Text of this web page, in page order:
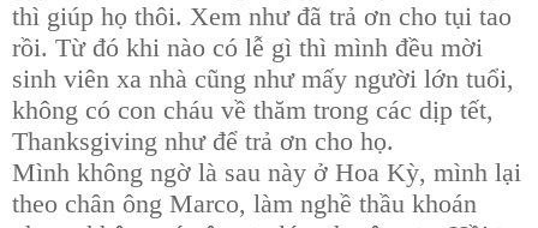
thì giúp họ thôi. Xem như đã trả ơn cho tụi tao
rồi. Từ đó khi nào có lễ gì thì mình đều mời
sinh viên xa nhà cũng như mấy người lớn tuổi,
không có con cháu về thăm trong các dịp tết,
Thanksgiving như để trả ơn cho họ.
Mình không ngờ là sau này ở Hoa Kỳ, mình lại
theo chân ông Marco, làm nghề thầu khoán